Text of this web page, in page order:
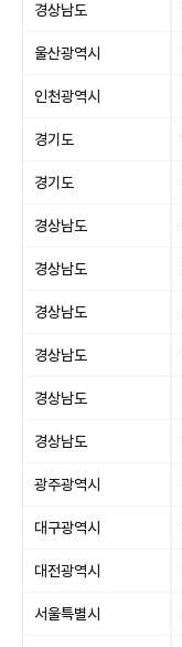
경상남도
울산광역시
인천광역시
경기도
경기도
경상남도
경상남도
경상남도
경상남도
경상남도
경상남도
광주광역시
대구광역시
대전광역시
서울특별시